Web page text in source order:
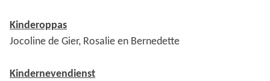
Kinderoppas
Jocoline de Gier, Rosalie en Bernedette
Kindernevendienst